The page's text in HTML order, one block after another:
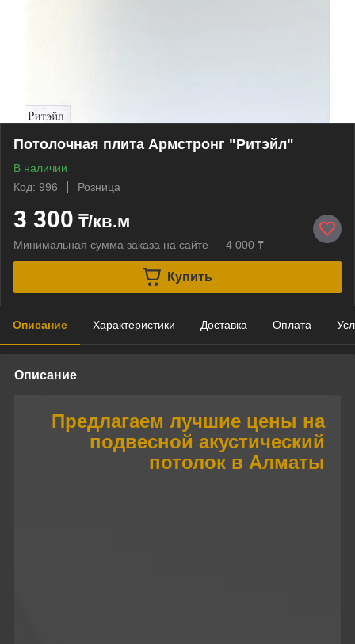
Потолочная плита Армстронг "Ритэйл"
В наличии
Код: 996
Розница
3 300 ₸/кв.м
Минимальная сумма заказа на сайте — 4 000 ₸
Купить
Описание Характеристики Доставка Оплата
Описание
Предлагаем лучшие цены на
подвесной акустический
потолок в Алматы